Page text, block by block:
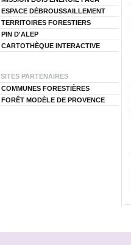
ESPACE DÉBROUSSAILLEMENT
TERRITOIRES FORESTIERS
PIN D'ALEP
CARTOTHÈQUE INTERACTIVE
SITES PARTENAIRES
COMMUNES FORESTIÈRES
FORÊT MODÈLE DE PROVENCE